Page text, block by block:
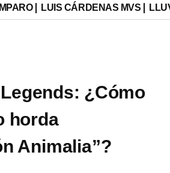
LUIS CÁRDENAS MVS
¿Cómo
horda
Animalia”?